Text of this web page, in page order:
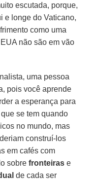
escutada, porque,
e longe do Vaticano,
como uma
não são em vão
uma pessoa
pois você aprende
a esperança para
se tem quando
no mundo, mas
construí-los
em cafés com
sobrefronteiras e
de cada ser